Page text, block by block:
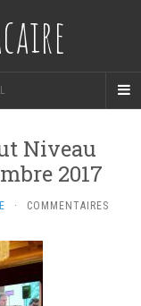
Niveau
2017
·
COMMENTAIRES